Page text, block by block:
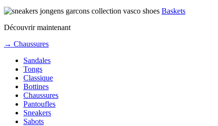
Baskets
Découvrir maintenant
→ Chaussures
Sandales
Tongs
Classique
Bottines
Chaussures
Pantoufles
Sneakers
Sabots